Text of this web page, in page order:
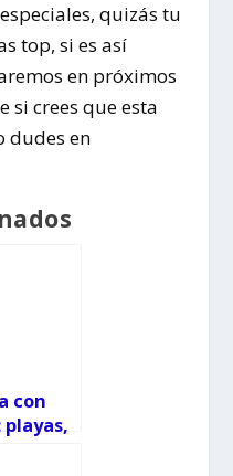
quizás tu
top, si es así
en próximos
si crees que esta
dudes en
con
playas,